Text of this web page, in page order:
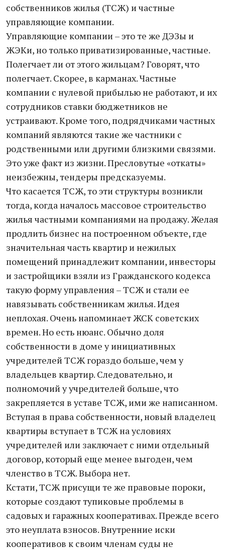
собственников жилья (ТСЖ) и частные
управляющие компании.
Управляющие компании – это те же ДЭЗы и
ЖЭКи, но только приватизированные, частные.
Полегчает ли от этого жильцам? Говорят, что
полегчает. Скорее, в карманах. Частные
компании с нулевой прибылью не работают, и их
сотрудников ставки бюджетников не
устраивают. Кроме того, подрядчиками частных
компаний являются такие же частники с
родственными или другими близкими связями.
Это уже факт из жизни. Пресловутые «откаты»
неизбежны, тендеры предсказуемы.
Что касается ТСЖ, то эти структуры возникли
тогда, когда началось массовое строительство
жилья частными компаниями на продажу. Желая
продлить бизнес на построенном объекте, где
значительная часть квартир и нежилых
помещений принадлежит компании, инвесторы
и застройщики взяли из Гражданского кодекса
такую форму управления – ТСЖ и стали ее
навязывать собственникам жилья. Идея
неплохая. Очень напоминает ЖСК советских
времен. Но есть нюанс. Обычно доля
собственности в доме у инициативных
учредителей ТСЖ гораздо больше, чем у
владельцев квартир. Следовательно, и
полномочий у учредителей больше, что
закрепляется в уставе ТСЖ, ими же написанном.
Вступая в права собственности, новый владелец
квартиры вступает в ТСЖ на условиях
учредителей или заключает с ними отдельный
договор, который еще менее выгоден, чем
членство в ТСЖ. Выбора нет.
Кстати, ТСЖ присущи те же правовые пороки,
которые создают тупиковые проблемы в
садовых и гаражных кооперативах. Прежде всего
это неуплата взносов. Внутренние иски
кооперативов к своим членам суды не